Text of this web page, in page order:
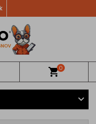
shopping_cart0